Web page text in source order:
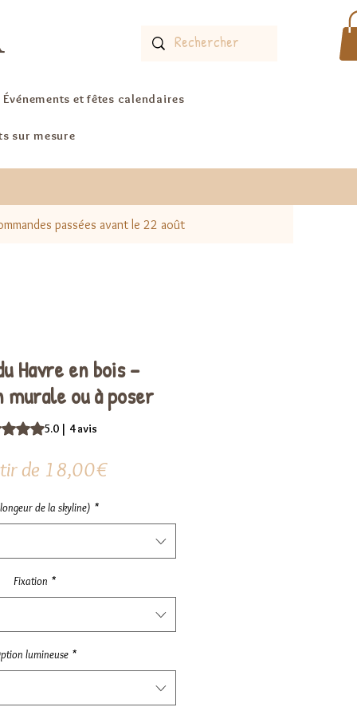
Événements et fêtes calendaires
sur mesure
passées avant le 22 août
Havre en bois –
ou à poser
est de 5.0 sur cinq étoiles selon 4 avis
5.0 | 4 avis
de 18,00€Prix
de la skyline) *
Fixation *
lumineuse *